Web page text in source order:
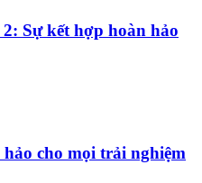
Sự kết hợp hoàn hảo
cho mọi trải nghiệm